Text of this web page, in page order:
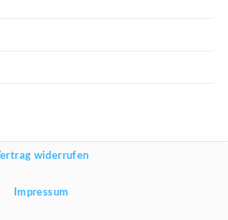
widerrufen
Impressum